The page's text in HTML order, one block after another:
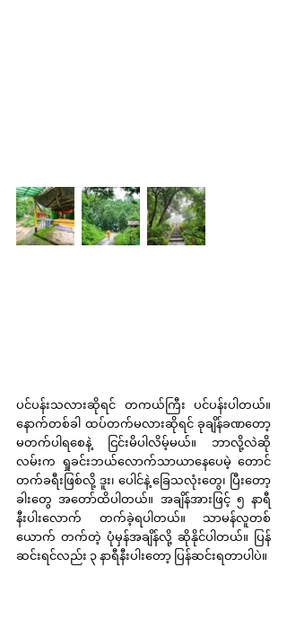
ပင်ပန်းသလားဆိုရင် တကယ်ကြီး ပင်ပန်းပါတယ်။
နောက်တစ်ခါ ထပ်တက်မလားဆိုရင် ခုချိန်ခဏတော့
မတက်ပါရစေနဲ့ ငြင်းမိပါလိမ့်မယ်။ ဘာလို့လဲဆို
လမ်းက ရှုခင်းဘယ်လောက်သာယာနေပေမဲ့ တောင်
တက်ခရီးဖြစ်လို့ ဒူး၊ ပေါင်နဲ့ ခြေသလုံးတွေ၊ ပြီးတော့
ခါးတွေ အတော်ထိပါတယ်။ အချိန်အားဖြင့် ၅ နာရီ
နီးပါးလောက် တက်ခဲ့ရပါတယ်။ သာမန်လူတစ်
ယောက် တက်တဲ့ ပုံမှန်အချိန်လို့ ဆိုနိုင်ပါတယ်။ ပြန်
ဆင်းရင်လည်း ၃ နာရီနီးပါးတော့ ပြန်ဆင်းရတာပါပဲ။